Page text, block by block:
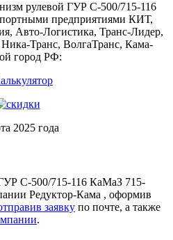
рулевой ГУР С-500/715-116
предприятиями КИТ,
Авто-Логистика, Транс-Лидер,
Ника-Транс, ВолгаТранс, Кама-
город РФ:
2025 года
С-500/715-116 КаМаЗ 715-
Редуктор-Кама , оформив
заявку по почте, а также
.